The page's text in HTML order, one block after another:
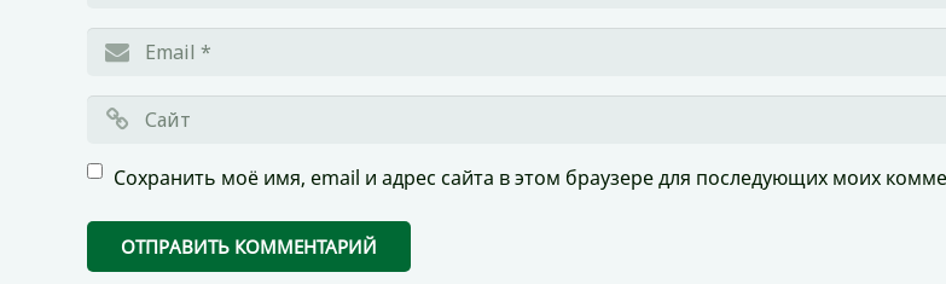
Сохранить моё имя, email и адрес сайта в этом браузере для последующих моих